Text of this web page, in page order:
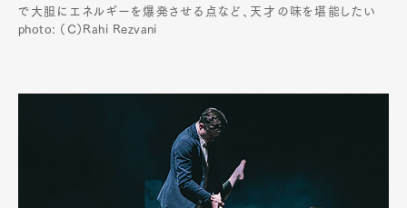
で大胆にエネルギーを爆発させる点など、天才の味を堪能したい
photo: （C）Rahi Rezvani